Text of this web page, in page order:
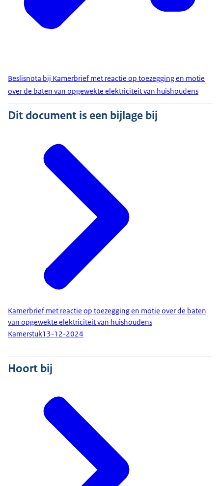
Beslisnota bij Kamerbrief met reactie op toezegging en motie
over de baten van opgewekte elektriciteit van huishoudens
Dit document is een bijlage bij
Kamerbrief met reactie op toezegging en motie over de baten
van opgewekte elektriciteit van huishoudens
Kamerstuk13-12-2024
Hoort bij